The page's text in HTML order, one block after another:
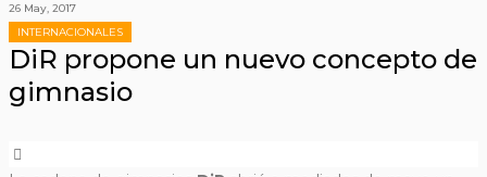
26 May, 2017
INTERNACIONALES
DiR propone un nuevo concepto de
gimnasio